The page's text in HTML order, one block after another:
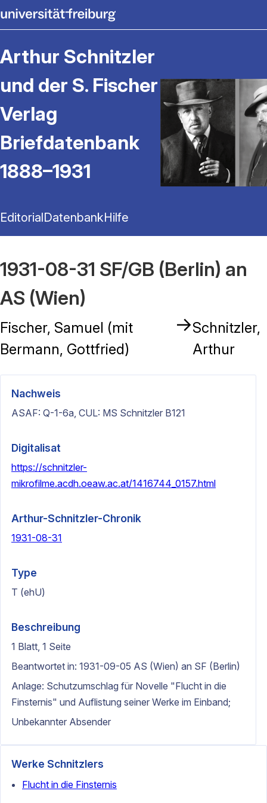
Arthur Schnitzler
und der S. Fischer
Verlag
Briefdatenbank
1888–1931
EditorialDatenbankHilfe
1931-08-31 SF/GB (Berlin) an
AS (Wien)
Fischer, Samuel (mit
Bermann, Gottfried)
→Schnitzler,
Arthur
Nachweis
ASAF: Q-1-6a, CUL: MS Schnitzler B121
Digitalisat
https://schnitzler-
mikrofilme.acdh.oeaw.ac.at/1416744_0157.html
Arthur-Schnitzler-Chronik
1931-08-31
Type
T (ehU)
Beschreibung
1 Blatt, 1 Seite
Beantwortet in: 1931-09-05 AS (Wien) an SF (Berlin)
Anlage: Schutzumschlag für Novelle "Flucht in die
Finsternis" und Auflistung seiner Werke im Einband;
Unbekannter Absender
Werke Schnitzlers
Flucht in die Finsternis